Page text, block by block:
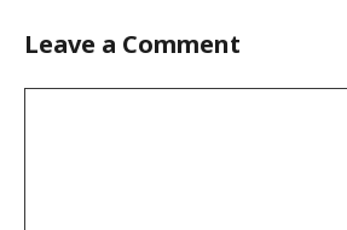
Leave a Comment